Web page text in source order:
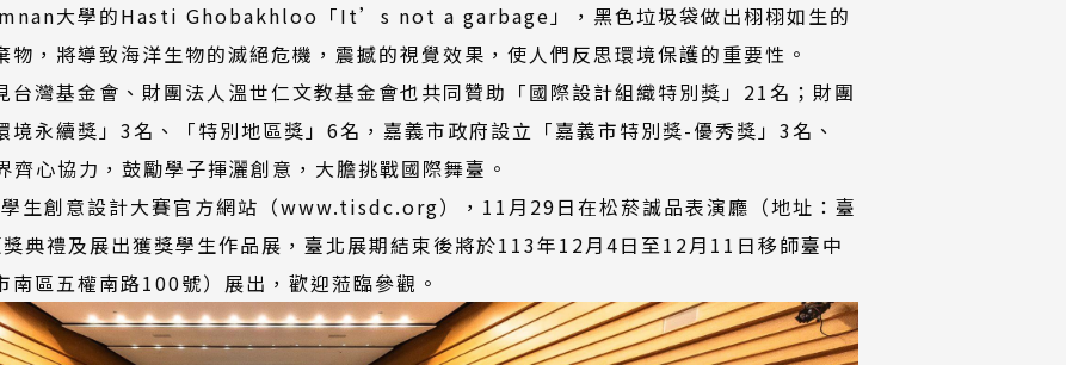
大學的Hasti Ghobakhloo「It’s not a garbage」，黑色垃圾袋做出栩栩如生的
，將導致海洋生物的滅絕危機，震撼的視覺效果，使人們反思環境保護的重要性。
台灣基金會、財團法人溫世仁文教基金會也共同贊助「國際設計組織特別獎」21名；財團
永續獎」3名、「特別地區獎」6名，嘉義市政府設立「嘉義市特別獎-優秀獎」3名、
齊心協力，鼓勵學子揮灑創意，大膽挑戰國際舞臺。
生創意設計大賽官方網站（www.tisdc.org），11月29日在松菸誠品表演廳（地址：臺
典禮及展出獲獎學生作品展，臺北展期結束後將於113年12月4日至12月11日移師臺中
區五權南路100號）展出，歡迎蒞臨參觀。